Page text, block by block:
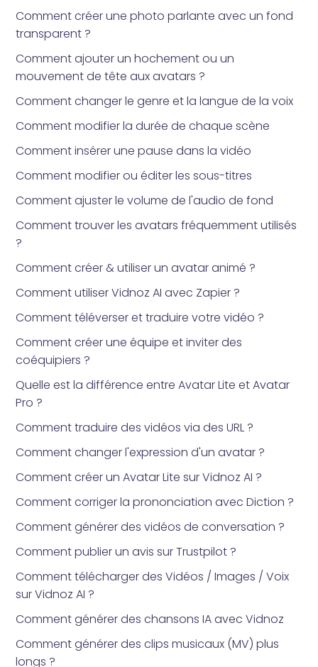
Comment créer une photo parlante avec un fond
transparent ?
Comment ajouter un hochement ou un
mouvement de tête aux avatars ?
Comment changer le genre et la langue de la voix
Comment modifier la durée de chaque scène
Comment insérer une pause dans la vidéo
Comment modifier ou éditer les sous-titres
Comment ajuster le volume de l'audio de fond
Comment trouver les avatars fréquemment utilisés
?
Comment créer & utiliser un avatar animé ?
Comment utiliser Vidnoz AI avec Zapier ?
Comment téléverser et traduire votre vidéo ?
Comment créer une équipe et inviter des
coéquipiers ?
Quelle est la différence entre Avatar Lite et Avatar
Pro ?
Comment traduire des vidéos via des URL ?
Comment changer l'expression d'un avatar ?
Comment créer un Avatar Lite sur Vidnoz AI ?
Comment corriger la prononciation avec Diction ?
Comment générer des vidéos de conversation ?
Comment publier un avis sur Trustpilot ?
Comment télécharger des Vidéos / Images / Voix
sur Vidnoz AI ?
Comment générer des chansons IA avec Vidnoz
Comment générer des clips musicaux (MV) plus
longs ?